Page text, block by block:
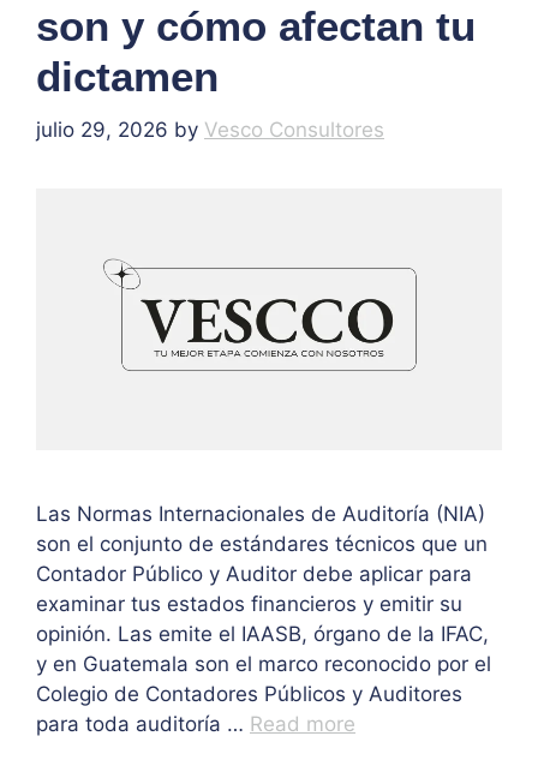
son y cómo afectan tu
dictamen
julio 29, 2026 by Vesco Consultores
Las Normas Internacionales de Auditoría (NIA)
son el conjunto de estándares técnicos que un
Contador Público y Auditor debe aplicar para
examinar tus estados financieros y emitir su
opinión. Las emite el IAASB, órgano de la IFAC,
y en Guatemala son el marco reconocido por el
Colegio de Contadores Públicos y Auditores
para toda auditoría … Read more